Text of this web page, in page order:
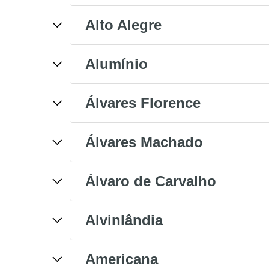
Alto Alegre
Alumínio
Álvares Florence
Álvares Machado
Álvaro de Carvalho
Alvinlândia
Americana